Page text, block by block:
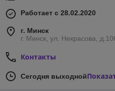
Работает с 28.02.2020
г. Минск
г. Минск, ул. Некрасова,
Контакты
Сегодня выходной